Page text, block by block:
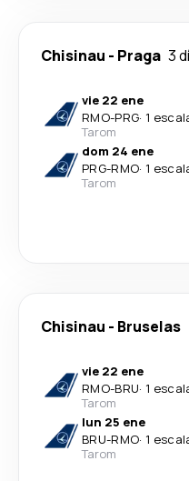
Chisinau - Praga 3
vie 22 ene
RMO-PRG· 1
Tarom
dom 24 ene
PRG-RMO· 1
Tarom
Chisinau - Bruselas
vie 22 ene
RMO-BRU· 1
Tarom
lun 25 ene
BRU-RMO· 1
Tarom